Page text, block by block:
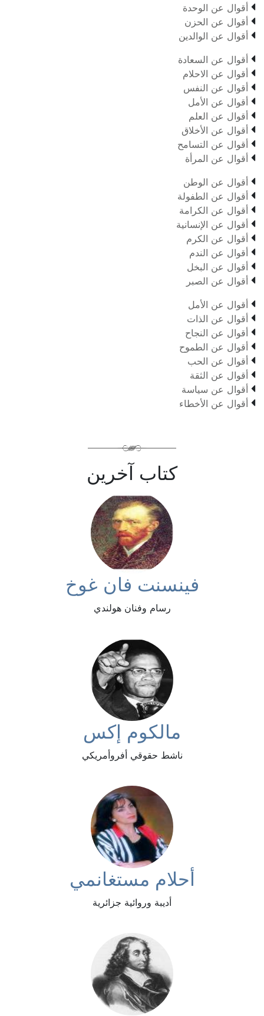
 أقوال عن الوحدة
 أقوال عن الحزن
 أقوال عن الوالدين
 أقوال عن السعادة
 أقوال عن الاحلام
 أقوال عن النفس
 أقوال عن الأمل
 أقوال عن العلم
 أقوال عن الأخلاق
 أقوال عن التسامح
 أقوال عن المرأة
 أقوال عن الوطن
 أقوال عن الطفولة
 أقوال عن الكرامة
 أقوال عن الإنسانية
 أقوال عن الكرم
 أقوال عن الندم
 أقوال عن البخل
 أقوال عن الصبر
 أقوال عن الأمل
 أقوال عن الذات
 أقوال عن النجاح
 أقوال عن الطموح
 أقوال عن الحب
 أقوال عن الثقة
 أقوال عن سياسة
 أقوال عن الأخطاء
كتاب آخرين
فينسنت فان غوخ
رسام وفنان هولندي
مالكوم إكس
ناشط حقوقي أفروأمريكي
أحلام مستغانمي
أديبة وروائية جزائرية